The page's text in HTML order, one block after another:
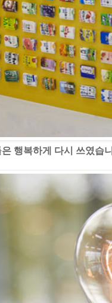
행복하게 다시 쓰였습